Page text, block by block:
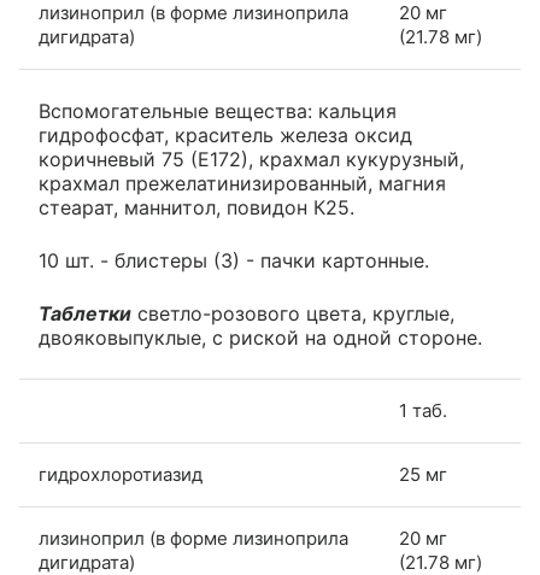
лизиноприл (в форме лизиноприла
дигидрата)
20 мг
(21.78 мг)
Вспомогательные вещества: кальция
гидрофосфат, краситель железа оксид
коричневый 75 (Е172), крахмал кукурузный,
крахмал прежелатинизированный, магния
стеарат, маннитол, повидон К25.
10 шт. - блистеры (3) - пачки картонные.
Таблетки светло-розового цвета, круглые,
двояковыпуклые, с риской на одной стороне.
1 таб.
гидрохлоротиазид 25 мг
лизиноприл (в форме лизиноприла
дигидрата)
20 мг
(21.78 мг)